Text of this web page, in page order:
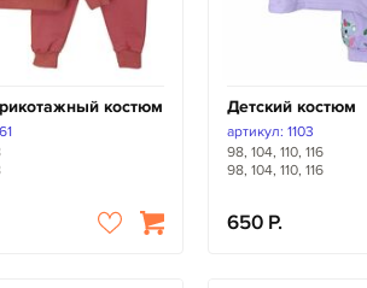
костюм Детский костюм
артикул: 1103
98, 104, 110, 116
98, 104, 110, 116
650